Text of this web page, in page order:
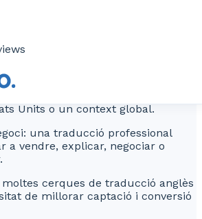
tècnica per captar clients,
processos o treballar amb
no és el mateix traduir per al
Units o un context global.
una traducció professional
a vendre, explicar, negociar o
cerques de traducció anglès
de millorar captació i conversió